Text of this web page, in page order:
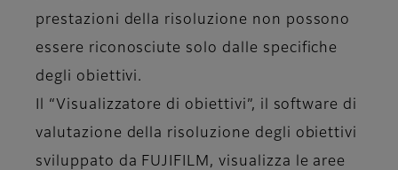
prestazioni della risoluzione non possono
essere riconosciute solo dalle specifiche
degli obiettivi.
Il “Visualizzatore di obiettivi”, il software di
valutazione della risoluzione degli obiettivi
sviluppato da FUJIFILM, visualizza le aree